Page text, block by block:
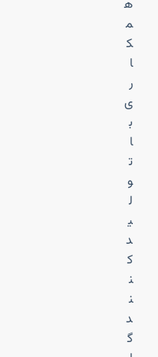
ه
م
ک
ا
ر
ی
ب
ا
ت
و
ل
ی
د
ک
ن
ن
د
گ